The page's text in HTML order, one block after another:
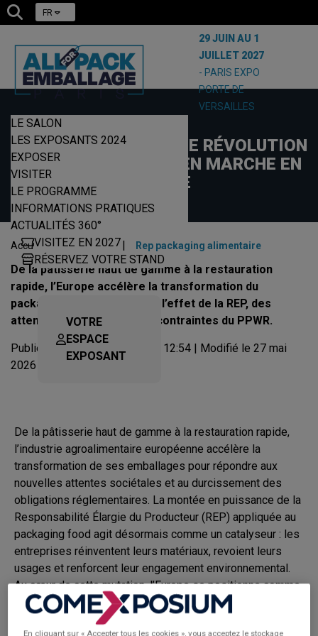
FR
29 JUIN AU 1
JUILLET 2027
- PARIS EXPO
PORTE DE
VERSAILLES
LE SALON
LES EXPOSANTS 2024
EXPOSER
VISITER
LE PROGRAMME
INFORMATIONS PRATIQUES
ACTUALITÉS 360°
VISITEZ EN 2027
RÉSERVEZ VOTRE STAND
VOTRE
ESPACE
EXPOSANT
PACKAGING FOOD : UNE RÉVOLUTION
ÉCO-RESPONSABLE EN MARCHE EN
EUROPE
Accueil | Actualités | Rep packaging alimentaire
De la pâtisserie haut de gamme à la restauration
rapide, l’Europe accélère la transformation du
packaging alimentaire sous l’effet de la REP, des
attentes sociétales et des contraintes du PPWR.
Publié le 17 décembre 2025 à 12:54 | Modifié le 27 mai
2026 à 3:09
De la pâtisserie haut de gamme à la restauration rapide,
l’industrie agroalimentaire européenne accélère la
transformation de ses emballages pour répondre aux
nouvelles attentes sociétales et au durcissement des
obligations réglementaires. La montée en puissance de la
Responsabilité Élargie du Producteur (REP) appliquée au
packaging food agit désormais comme un catalyseur : les
entreprises réinventent leurs matériaux, revoient leurs
usages et renforcent leur engagement environnemental.
Au cœur de cette mutation, l’Europe se positionne comme
moteur d’une révolution éco-responsable qui redéfinit les
packaging design,
En cliquant sur « Accepter tous les cookies », vous acceptez le stockage